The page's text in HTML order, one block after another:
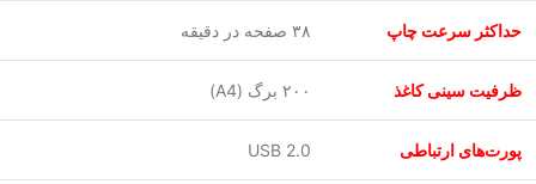
حداکثر سرعت چاپ ۳۸ صفحه در دقیقه
ظرفیت سینی کاغذ ۲۰۰ برگ (A4)
پورت‌های ارتباطی USB 2.0